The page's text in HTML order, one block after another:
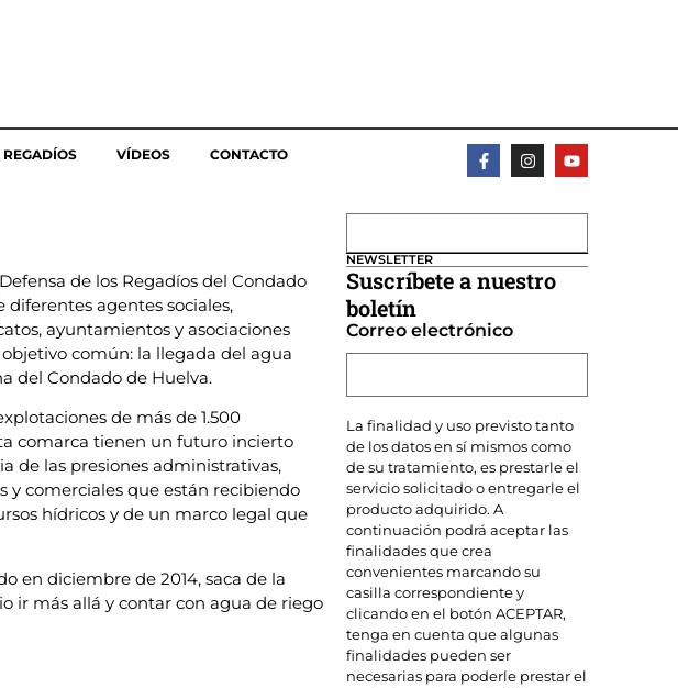
REGADÍOS VÍDEOS CONTACTO
de los Regadíos del Condado
diferentes agentes sociales,
ayuntamientos y asociaciones
común: la llegada del agua
del Condado de Huelva.
de más de 1.500
comarca tienen un futuro incierto
de las presiones administrativas,
y comerciales que están recibiendo
hídricos y de un marco legal que
en diciembre de 2014, saca de la
ir más allá y contar con agua de riego
NEWSLETTER
Suscríbete a nuestro
boletín
Correo electrónico
La finalidad y uso previsto tanto
de los datos en sí mismos como
de su tratamiento, es prestarle el
servicio solicitado o entregarle el
producto adquirido. A
continuación podrá aceptar las
finalidades que crea
convenientes marcando su
casilla correspondiente y
clicando en el botón ACEPTAR,
tenga en cuenta que algunas
finalidades pueden ser
necesarias para poderle prestar el